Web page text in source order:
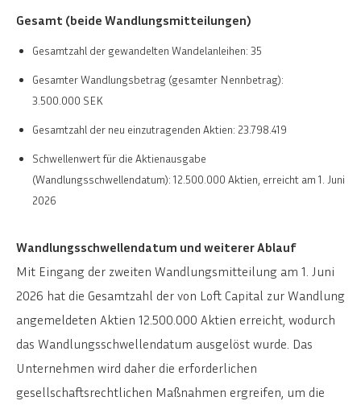
Gesamt (beide Wandlungsmitteilungen)
Gesamtzahl der gewandelten Wandelanleihen: 35
Gesamter Wandlungsbetrag (gesamter Nennbetrag):
3.500.000 SEK
Gesamtzahl der neu einzutragenden Aktien: 23.798.419
Schwellenwert für die Aktienausgabe
(Wandlungsschwellendatum): 12.500.000 Aktien, erreicht am 1. Juni
2026
Wandlungsschwellendatum und weiterer Ablauf
Mit Eingang der zweiten Wandlungsmitteilung am 1. Juni
2026 hat die Gesamtzahl der von Loft Capital zur Wandlung
angemeldeten Aktien 12.500.000 Aktien erreicht, wodurch
das Wandlungsschwellendatum ausgelöst wurde. Das
Unternehmen wird daher die erforderlichen
gesellschaftsrechtlichen Maßnahmen ergreifen, um die